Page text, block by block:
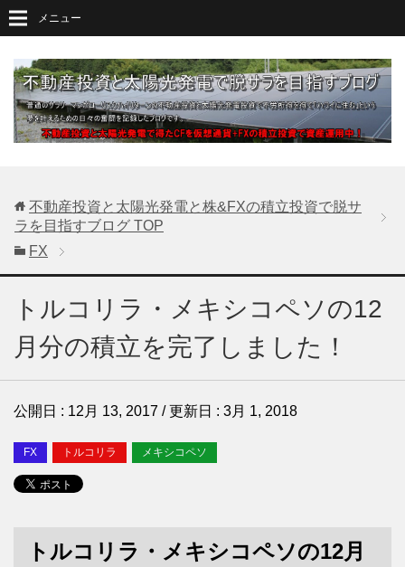
メニュー
不動産投資と太陽光発電と株&FXの積立投資で脱サ
ラを目指すブログ TOP
FX
トルコリラ・メキシコペソの12
月分の積立を完了しました！
公開日 : 12月 13, 2017 / 更新日 : 3月 1, 2018
FX トルコリラ メキシコペソ
トルコリラ・メキシコペソの12月